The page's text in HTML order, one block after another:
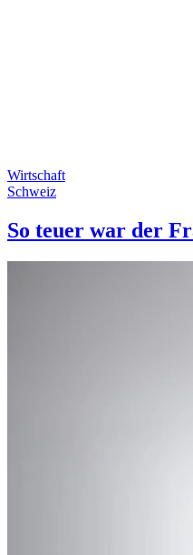
Wirtschaft
Schweiz
So teuer war der